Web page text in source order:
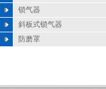
锁气器
斜板式锁气器
防磨罩